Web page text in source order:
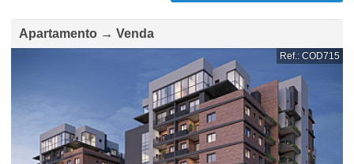
Apartamento → Venda
Ref.: COD715